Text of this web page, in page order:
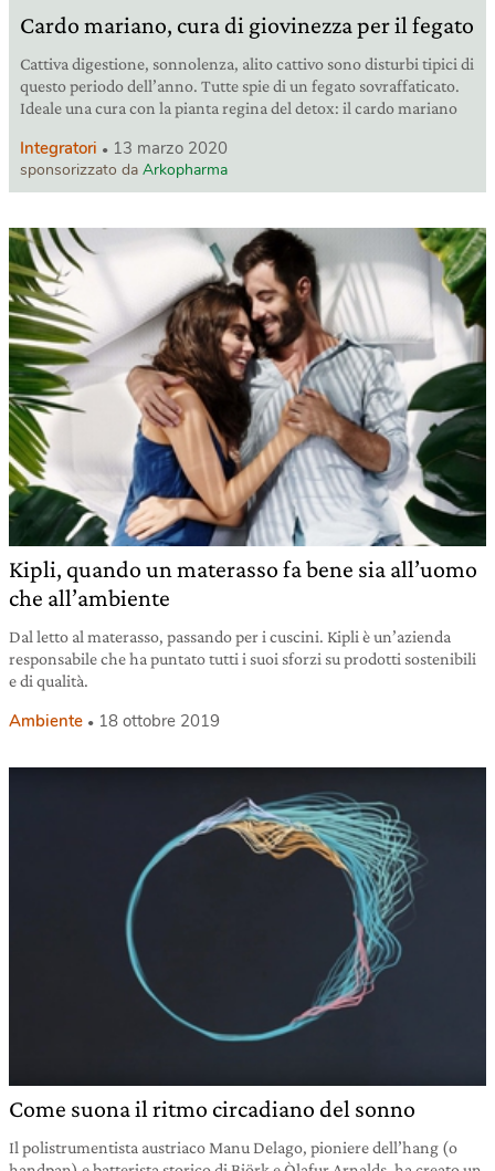
Cardo mariano, cura di giovinezza per il fegato
Cattiva digestione, sonnolenza, alito cattivo sono disturbi tipici di
questo periodo dell’anno. Tutte spie di un fegato sovraffaticato.
Ideale una cura con la pianta regina del detox: il cardo mariano
Integratori 13 marzo 2020
sponsorizzato da Arkopharma
Kipli, quando un materasso fa bene sia all’uomo
che all’ambiente
Dal letto al materasso, passando per i cuscini. Kipli è un’azienda
responsabile che ha puntato tutti i suoi sforzi su prodotti sostenibili
e di qualità.
Ambiente 18 ottobre 2019
Come suona il ritmo circadiano del sonno
Il polistrumentista austriaco Manu Delago, pioniere dell’hang (o